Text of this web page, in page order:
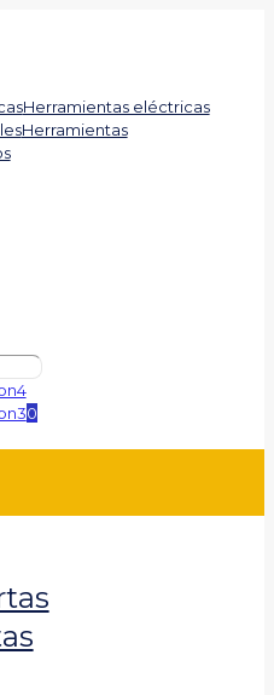
Herramientas eléctricas
Herramientas
0